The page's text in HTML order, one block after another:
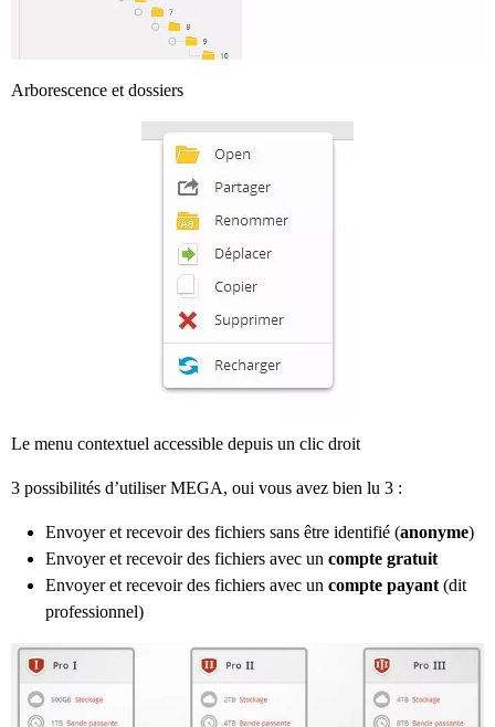
Arborescence et dossiers
Le menu contextuel accessible depuis un clic droit
3 possibilités d’utiliser MEGA, oui vous avez bien lu 3 :
Envoyer et recevoir des fichiers sans être identifié (anonyme)
Envoyer et recevoir des fichiers avec un compte gratuit
Envoyer et recevoir des fichiers avec un compte payant (dit
professionnel)